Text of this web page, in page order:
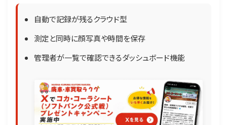
自動で記録が残るクラウド型
測定と同時に顔写真や時間を保存
管理者が一覧で確認できるダッシュボード機能